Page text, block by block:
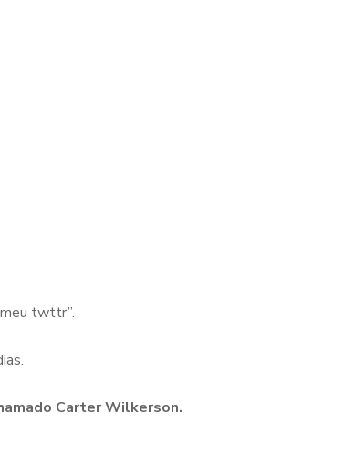
twttr”.
Carter Wilkerson.